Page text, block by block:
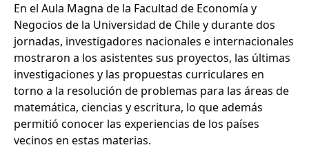
En el Aula Magna de la Facultad de Economía y
Negocios de la Universidad de Chile y durante dos
jornadas, investigadores nacionales e internacionales
mostraron a los asistentes sus proyectos, las últimas
investigaciones y las propuestas curriculares en
torno a la resolución de problemas para las áreas de
matemática, ciencias y escritura, lo que además
permitió conocer las experiencias de los países
vecinos en estas materias.